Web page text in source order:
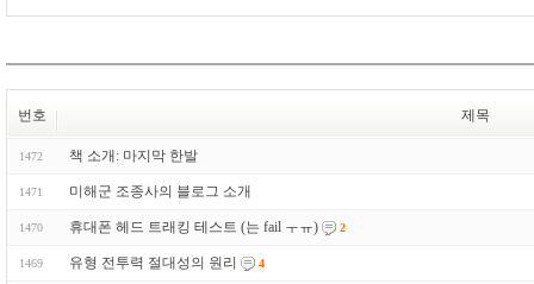
번호 제목
1472 책 소개: 마지막 한발
1471 미해군 조종사의 블로그 소개
1470 휴대폰 헤드 트래킹 테스트 (는 fail ㅜㅠ) 2
1469 유형 전투력 절대성의 원리 4